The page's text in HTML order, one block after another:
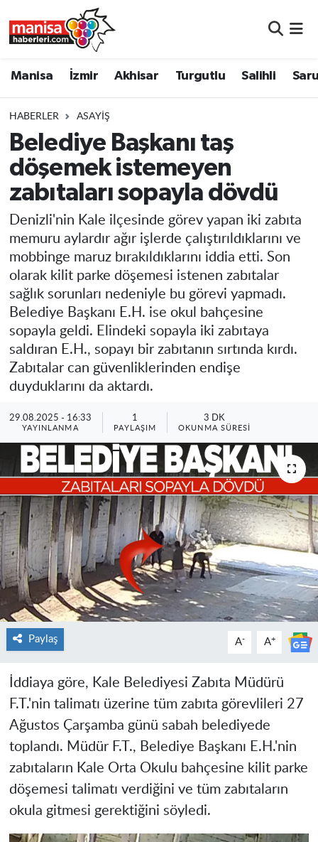
Manisa İzmir Akhisar Turgutlu Salihli
HABERLER ASAYIŞ
Belediye Başkanı taş
döşemek istemeyen
zabıtaları sopayla dövdü
Denizli'nin Kale ilçesinde görev yapan iki zabıta
memuru aylardır ağır işlerde çalıştırıldıklarını ve
mobbinge maruz bırakıldıklarını iddia etti. Son
olarak kilit parke döşemesi istenen zabıtalar
sağlık sorunları nedeniyle bu görevi yapmadı.
Belediye Başkanı E.H. ise okul bahçesine
sopayla geldi. Elindeki sopayla iki zabıtaya
saldıran E.H., sopayı bir zabıtanın sırtında kırdı.
Zabıtalar can güvenliklerinden endişe
duyduklarını da aktardı.
29.08.2025 - 16:33
YAYINLANMA
1
PAYLAŞIM
3 DK
OKUNMA SÜRESI
Paylaş A- A+
İddiaya göre, Kale Belediyesi Zabıta Müdürü
F.T.'nin talimatı üzerine tüm zabıta görevlileri 27
Ağustos Çarşamba günü sabah belediyede
toplandı. Müdür F.T., Belediye Başkanı E.H.'nin
zabıtaların Kale Orta Okulu bahçesine kilit parke
döşemesi talimatı verdiğini ve tüm zabıtaların
okula gitmesi gerektiğini söyledi.
Turgutlu
Salihli
Saruhanlı
Soma
Resmi İlanlar
Manisa Nöbetçi Eczaneler
Manisa Trafik Yoğunluk Haritası
Süper Lig Puan Durumu ve Fikstür
Tüm Manşetler
Son Dakika Haberleri
Haber Arşivi